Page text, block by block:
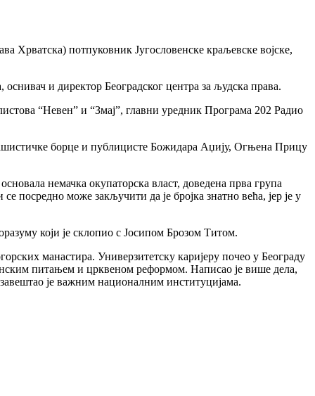
потпуковник Југословенске краљевске војске,
и директор Београдског центра за људска права.
“Невен” и “Змај”, главни уредник Програма 202 Радио
борце и публицисте Божидара Аџију, Огњена Прицу
немачка окупаторска власт, доведена прва група
посредно може закључити да је бројка знатно већа, јер је у
који је склопио с Јосипом Брозом Титом.
манастира. Универзитетску каријеру почео у Београду
питањем и црквеном реформом. Написао је више дела,
је важним националним институцијама.